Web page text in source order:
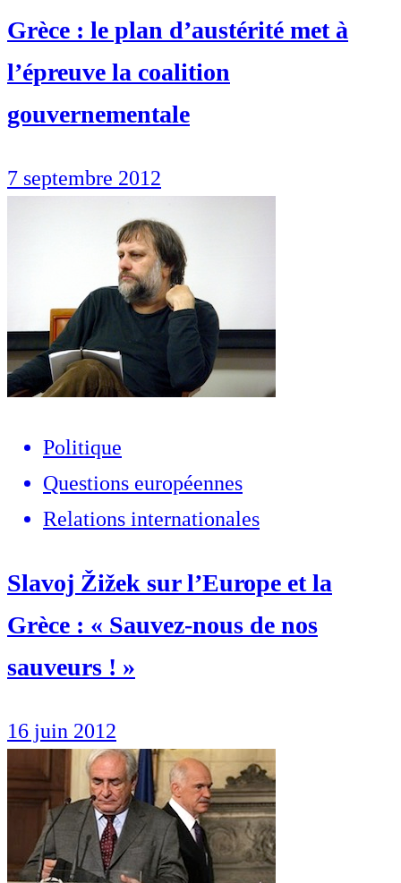
Grèce : le plan d’austérité met à
l’épreuve la coalition
gouvernementale
7 septembre 2012
Politique
Questions européennes
Relations internationales
Slavoj Žižek sur l’Europe et la
Grèce : « Sauvez-nous de nos
sauveurs ! »
16 juin 2012